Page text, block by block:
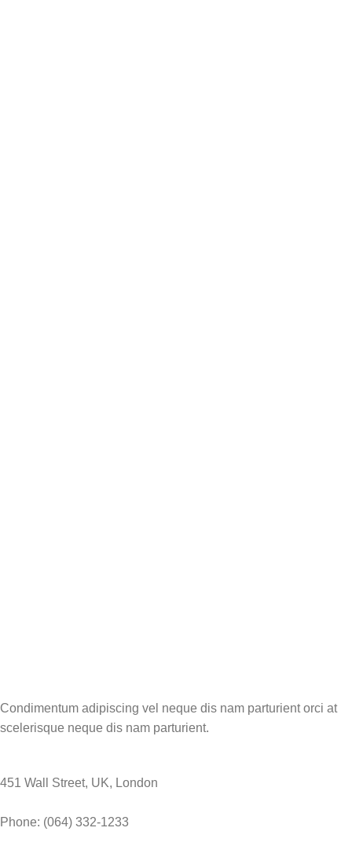
Condimentum adipiscing vel neque dis nam parturient orci at
scelerisque neque dis nam parturient.
451 Wall Street, UK, London
Phone: (064) 332-1233